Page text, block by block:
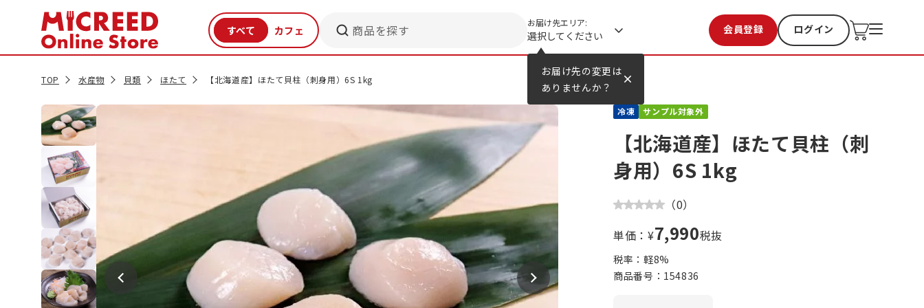
お届け先の変更は
ありませんか？
商品を探す お届け先エリア:
選択してください 会員登録 ログイン
お気に入り 過去購入
TOP 水産物 貝類 ほたて 【北海道産】ほたて貝柱（刺身用）6S 1kg
冷凍 サンプル対象外
【北海道産】ほたて貝柱（刺
身用）6S 1kg
（0）
単価：¥7,990税抜
税率：軽8%
商品番号： 154836